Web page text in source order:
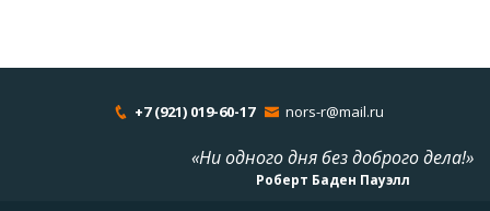
+7 (921) 019-60-17 nors-r@mail.ru
«Ни одного дня без доброго дела!»
Роберт Баден Пауэлл